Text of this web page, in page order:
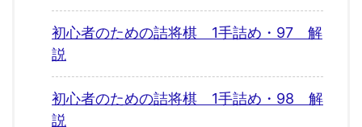
初心者のための詰将棋 1手詰め・97 解
説
初心者のための詰将棋 1手詰め・98 解
説